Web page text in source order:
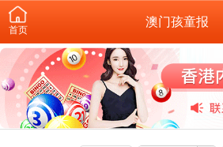
首页
澳门孩童报